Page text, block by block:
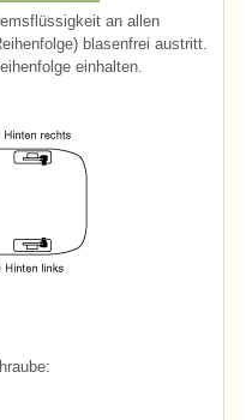
an allen
blasenfrei austritt.
einhalten.